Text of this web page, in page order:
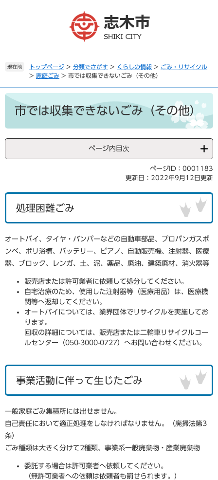
。
て
本
現在地 トップページ > 分類でさがす > くらしの情報 > ごみ・リサイクル
> 家庭ごみ > 市では収集できないごみ（その他）
本
市では収集できないごみ（その他）
ページ内目次
ページID：0001183
更新日：2022年9月12日更新
処理困難ごみ
オートバイ、タイヤ・バンパーなどの自動車部品、プロパンガスボ
ンベ、ポリ浴槽、バッテリー、ピアノ、自動販売機、注射器、医療
器、ブロック、レンガ、土、泥、薬品、廃油、建築廃材、消火器等
販売店または許可業者に依頼して処分してください。
自宅治療のため、使用した注射器等（医療用品）は、医療機
関等へ返却してください。
オートバイについては、業界団体でリサイクルを実施してお
ります。
回収の詳細については、販売店または二輪車リサイクルコー
ルセンター（050-3000-0727）へお問い合わせください。
事業活動に伴って生じたごみ
一般家庭ごみ集積所には出せません。
自己責任において適正処理をしなければなりません。（廃掃法第3
条）
ごみ種類は大きく分けて2種類、事業系一般廃棄物・産業廃棄物
委託する場合は許可業者へ依頼してください。
（無許可業者への依頼は依頼者も罰せられます。）